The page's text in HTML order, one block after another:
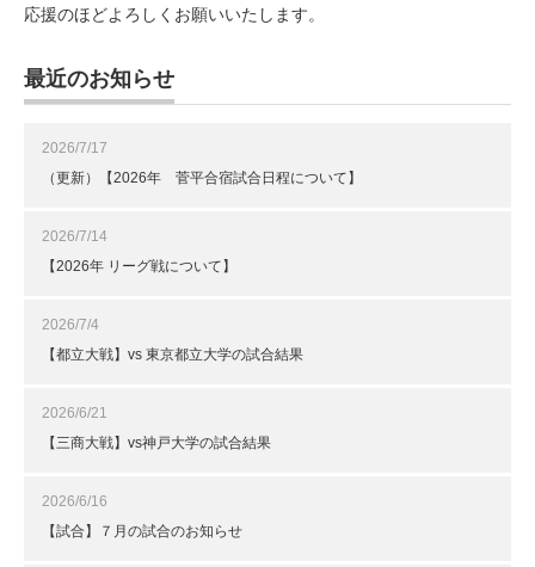
応援のほどよろしくお願いいたします。
最近のお知らせ
2026/7/17
（更新）【2026年 菅平合宿試合日程について】
2026/7/14
【2026年 リーグ戦について】
2026/7/4
【都立大戦】vs 東京都立大学の試合結果
2026/6/21
【三商大戦】vs神戸大学の試合結果
2026/6/16
【試合】７月の試合のお知らせ